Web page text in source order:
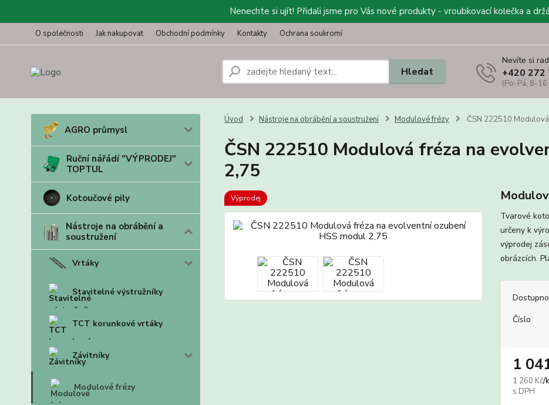
Nenechte si ujít! Přidali jsme pro Vás nové produkty - vroubkovací kolečka a
O společnosti Jak nakupovat Obchodní podmínky Kontakty Ochrana soukromí
Hledat
Nevíte si
+420 272
(Po-Pá, 8-16
AGRO průmysl
Ruční nářádí "VÝPRODEJ"
TOPTUL
Kotoučové pily
Nástroje na obrábění a
soustružení
Vrtáky
Stavitelné výstružníky
TCT korunkové vrtáky
Závitníky
Modulové frézy
Úvod Nástroje na obrábění a soustružení Modulové frézy ČSN 222510
ČSN 222510 Modulová fréza na
2,75
Výprodej
Tvarové
určeny k
výprodej
obrázcích.
Číslo
1 260 Kč/
1